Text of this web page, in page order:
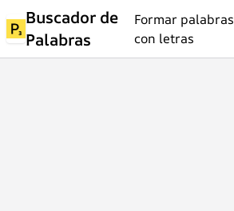
Buscador de
Palabras
Formar palabras
con letras